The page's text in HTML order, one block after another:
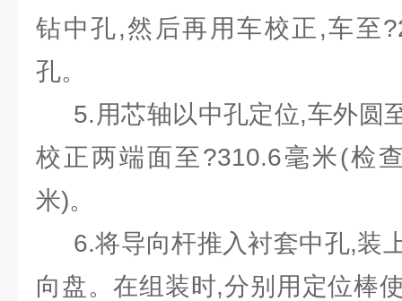
钻中孔,然后再用车校正,车至
孔。
5.用芯轴以中孔定位,车外圆
校正两端面至?310.6毫米(检
米)。
6.将导向杆推入衬套中孔,装
向盘。在组装时,分别用定位棒